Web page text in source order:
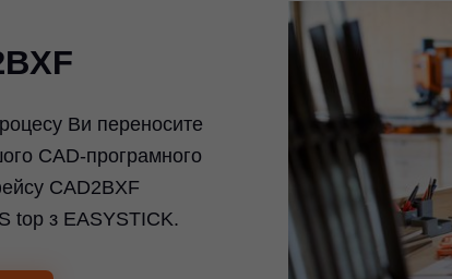
Ви переносите
CAD-програмного
CAD2BXF
top з EASYSTICK.